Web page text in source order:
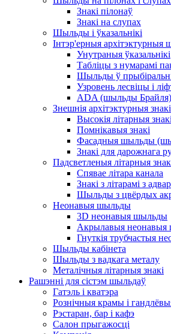
Знакі пілонаў
Знакі на слупах
Шыльды і ўказальнікі
Інтэр'ерныя архітэктурныя
Унутраныя ўказальнікі
Табліцы з нумарамі
Шыльды ў
Узровень лесвіцы і
ADA (шыльды Брайля)
Знешнія архітэктурныя знакі
Высокія літарныя знакі
Помнікавыя знакі
Фасадныя шыльды
Знакі для дарожнага
Падсветленыя літарныя
Спявае літара канала
Знакі з літарамі з
Шыльды з цвёрдых
Неонавыя шыльды
3D неонавыя шыльды
Акрылавыя
Гнуткія трубчастыя
Шыльды кабінета
Шыльды з вадкага металу
Металічныя літарныя знакі
Рашэнні для сістэм шыльдаў
Гатэль і кватэра
Рознічныя крамы і
Рэстаран, бар і кафэ
Салон прыгажосці